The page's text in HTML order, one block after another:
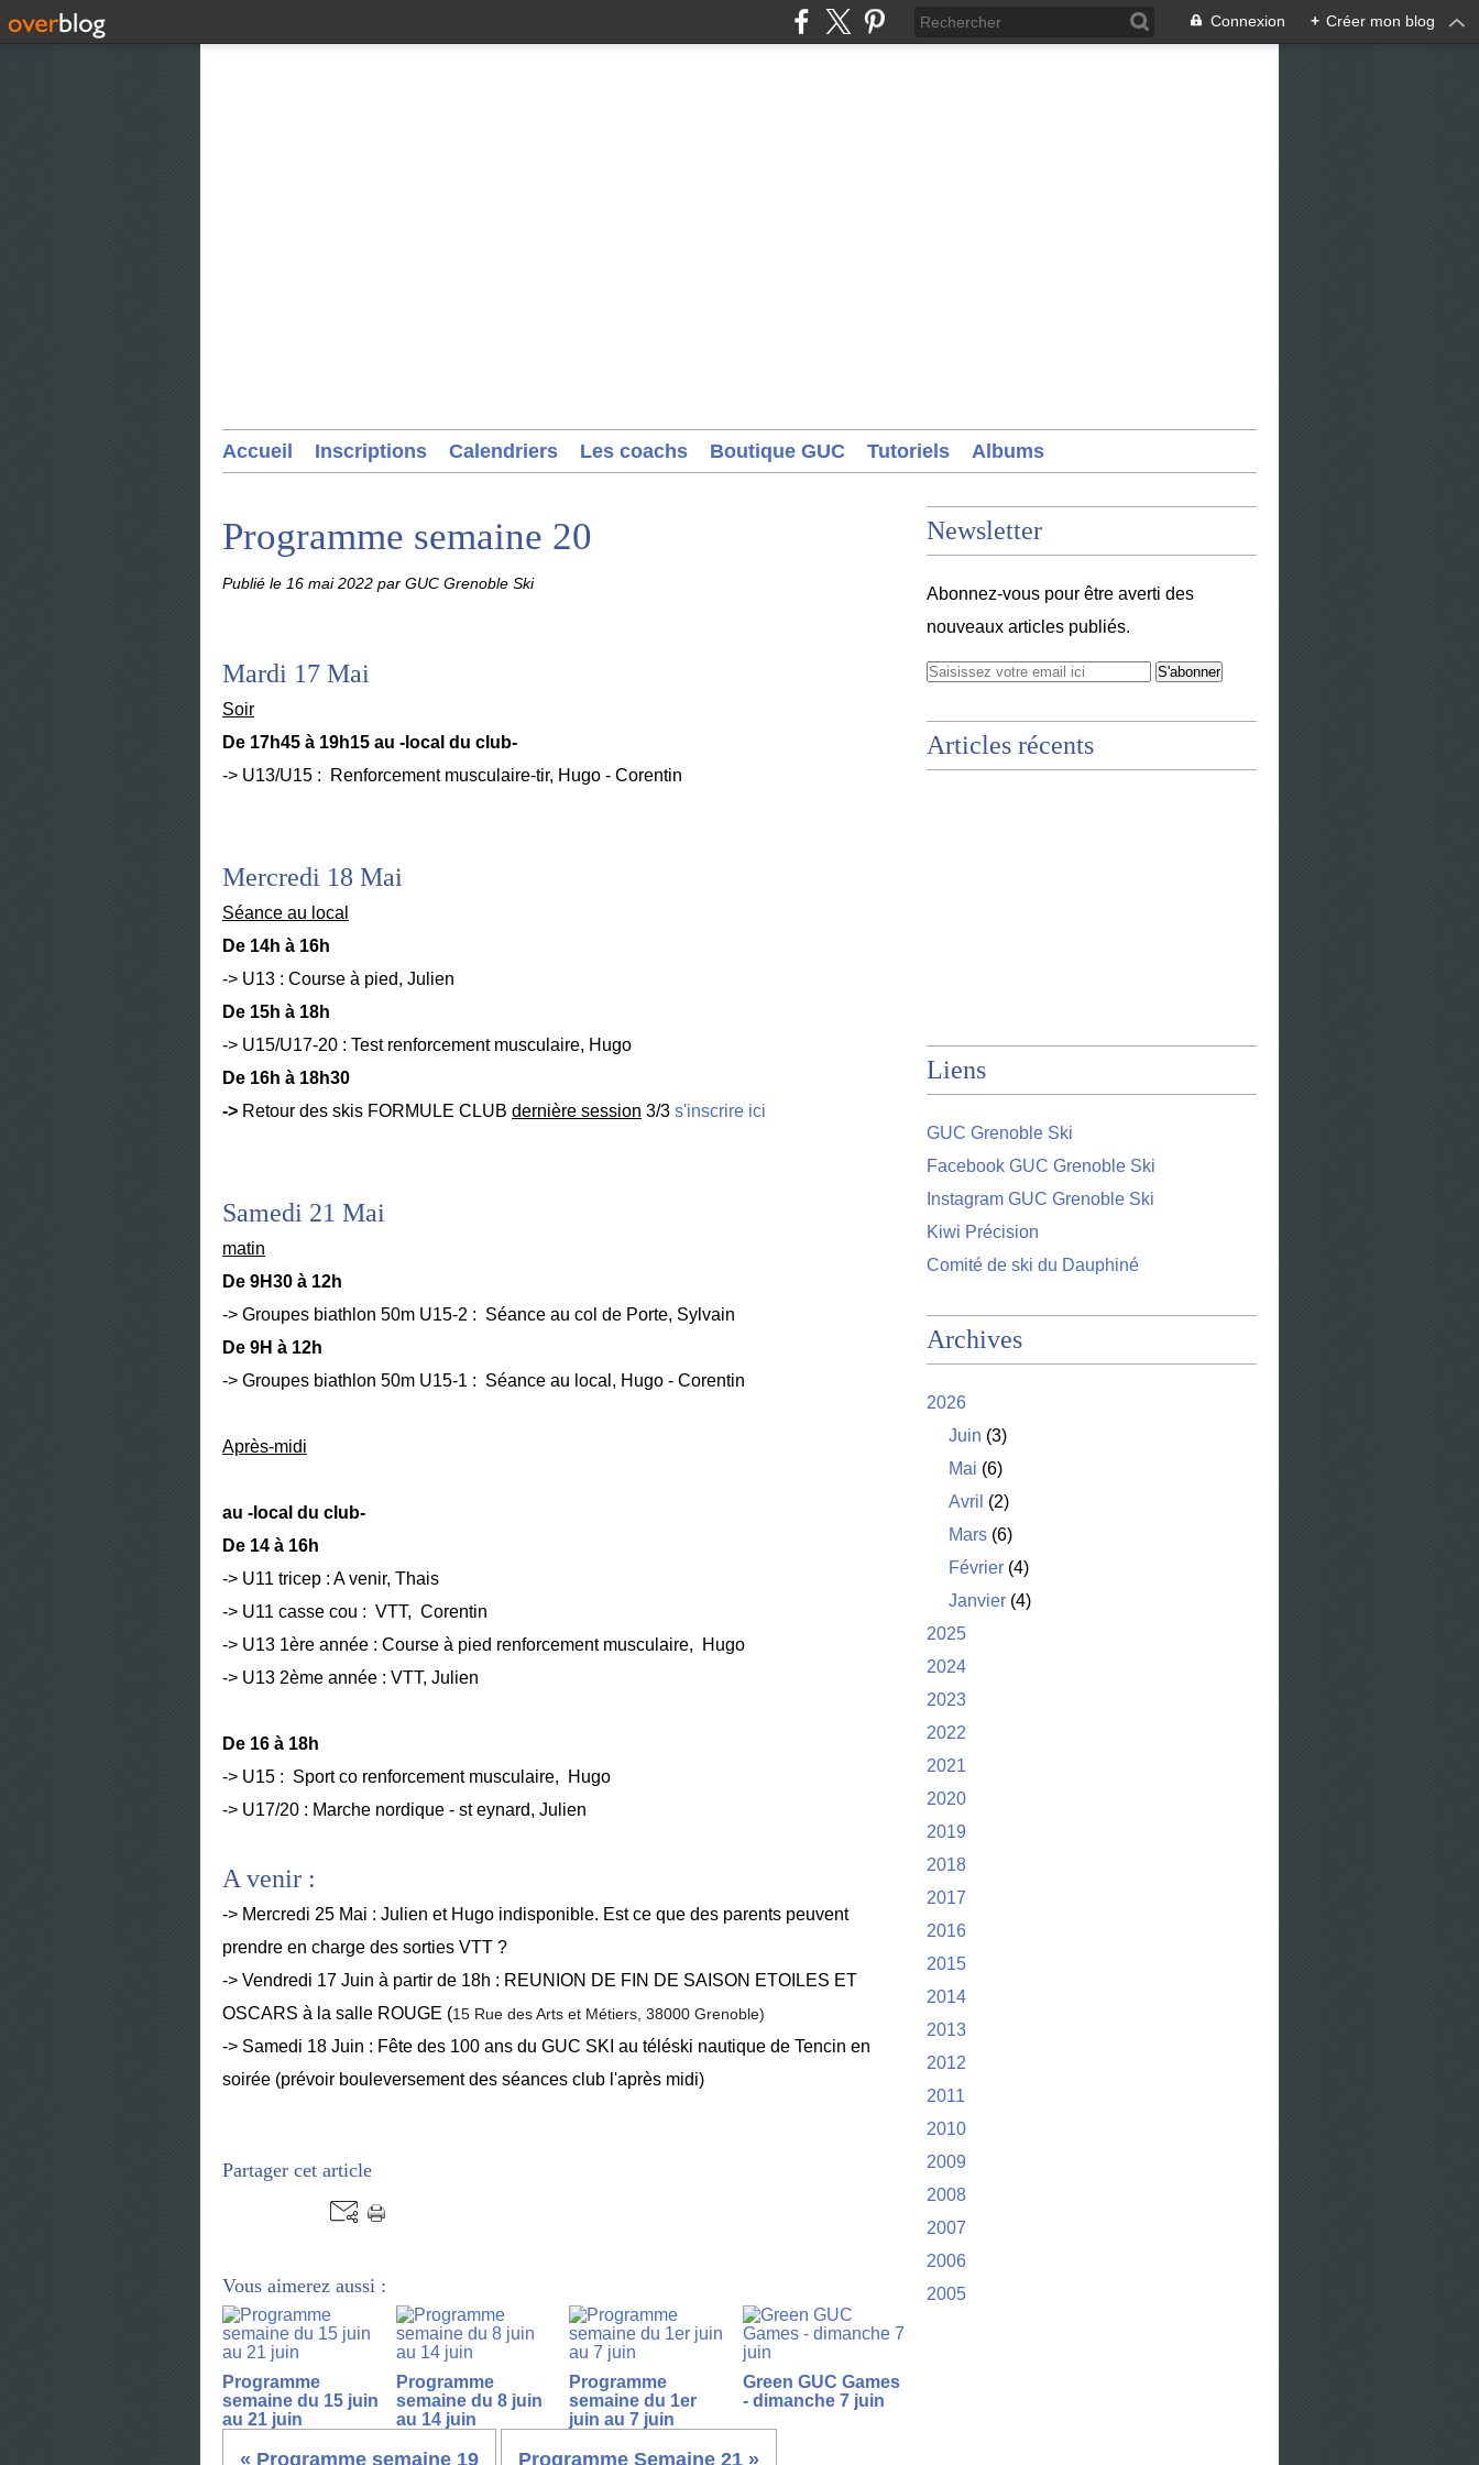
Connexion + Créer mon blog
Accueil Inscriptions Calendriers Les coachs Boutique GUC Tutoriels Albums
Programme semaine 20
Publié le 16 mai 2022 par GUC Grenoble Ski
Mardi 17 Mai
Soir
De 17h45 à 19h15 au -local du club-
-> U13/U15 : Renforcement musculaire-tir, Hugo - Corentin
Mercredi 18 Mai
Séance au local
De 14h à 16h
-> U13 : Course à pied, Julien
De 15h à 18h
-> U15/U17-20 : Test renforcement musculaire, Hugo
De 16h à 18h30
-> Retour des skis FORMULE CLUB dernière session 3/3 s'inscrire ici
Samedi 21 Mai
matin
De 9H30 à 12h
-> Groupes biathlon 50m U15-2 : Séance au col de Porte, Sylvain
De 9H à 12h
-> Groupes biathlon 50m U15-1 : Séance au local, Hugo - Corentin
Après-midi
au -local du club-
De 14 à 16h
-> U11 tricep : A venir, Thais
-> U11 casse cou : VTT, Corentin
-> U13 1ère année : Course à pied renforcement musculaire, Hugo
-> U13 2ème année : VTT, Julien
De 16 à 18h
-> U15 : Sport co renforcement musculaire, Hugo
-> U17/20 : Marche nordique - st eynard, Julien
A venir :
-> Mercredi 25 Mai : Julien et Hugo indisponible. Est ce que des parents peuvent
prendre en charge des sorties VTT ?
-> Vendredi 17 Juin à partir de 18h : REUNION DE FIN DE SAISON ETOILES ET
OSCARS à la salle ROUGE (15 Rue des Arts et Métiers, 38000 Grenoble)
-> Samedi 18 Juin : Fête des 100 ans du GUC SKI au téléski nautique de Tencin en
soirée (prévoir bouleversement des séances club l'après midi)
Partager cet article
Vous aimerez aussi :
Programme
semaine du 15 juin
au 21 juin
Programme
semaine du 8 juin
au 14 juin
Programme
semaine du 1er
juin au 7 juin
Green GUC Games
- dimanche 7 juin
« Programme semaine 19 Programme Semaine 21 »
Newsletter
Abonnez-vous pour être averti des
nouveaux articles publiés.
Articles récents
Liens
GUC Grenoble Ski
Facebook GUC Grenoble Ski
Instagram GUC Grenoble Ski
Kiwi Précision
Comité de ski du Dauphiné
Archives
2026
Juin (3)
Mai (6)
Avril (2)
Mars (6)
Février (4)
Janvier (4)
2025
2024
2023
2022
2021
2020
2019
2018
2017
2016
2015
2014
2013
2012
2011
2010
2009
2008
2007
2006
2005